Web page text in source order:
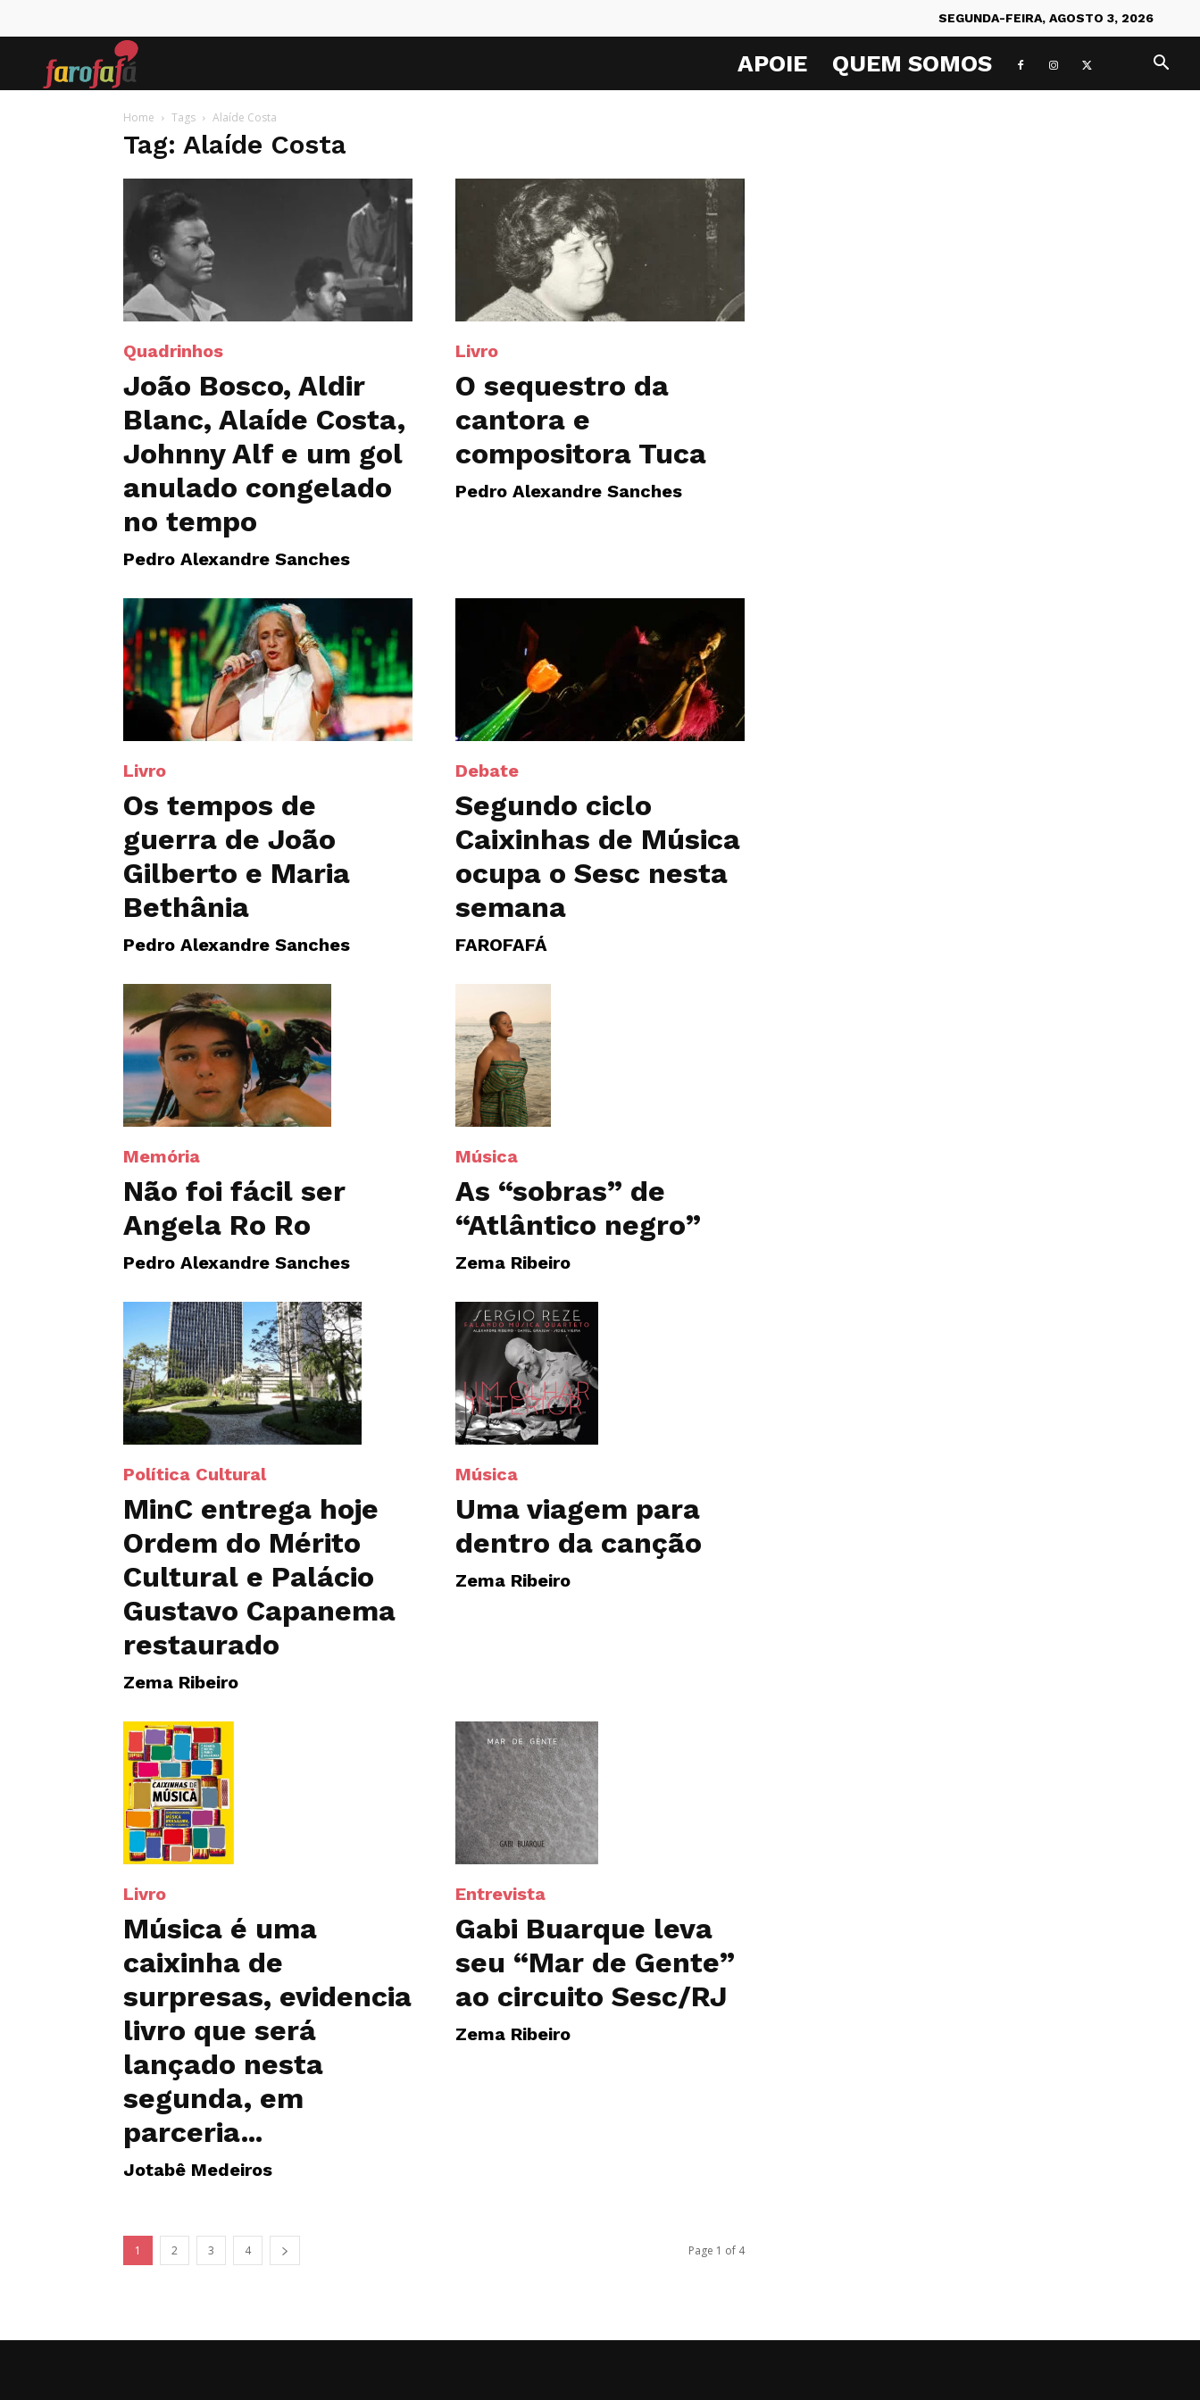
SEGUNDA-FEIRA, AGOSTO 3, 2026
APOIE QUEM SOMOS
Home Tags Alaíde Costa
Tag: Alaíde Costa
Quadrinhos
João Bosco, Aldir
Blanc, Alaíde Costa,
Johnny Alf e um gol
anulado congelado
no tempo
Pedro Alexandre Sanches
Livro
O sequestro da
cantora e
compositora Tuca
Pedro Alexandre Sanches
Livro
Os tempos de
guerra de João
Gilberto e Maria
Bethânia
Pedro Alexandre Sanches
Debate
Segundo ciclo
Caixinhas de Música
ocupa o Sesc nesta
semana
FAROFAFÁ
Memória
Não foi fácil ser
Angela Ro Ro
Pedro Alexandre Sanches
Música
As “sobras” de
“Atlântico negro”
Zema Ribeiro
Política Cultural
MinC entrega hoje
Ordem do Mérito
Cultural e Palácio
Gustavo Capanema
restaurado
Zema Ribeiro
Música
Uma viagem para
dentro da canção
Zema Ribeiro
Livro
Música é uma
caixinha de
surpresas, evidencia
livro que será
lançado nesta
segunda, em
parceria...
Jotabê Medeiros
Entrevista
Gabi Buarque leva
seu “Mar de Gente”
ao circuito Sesc/RJ
Zema Ribeiro
1 2 3 4 Page 1 of 4